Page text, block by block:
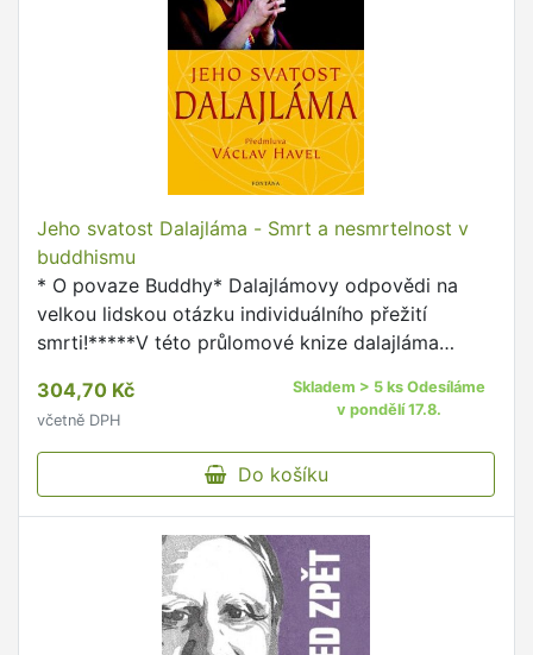
Jeho svatost Dalajláma - Smrt a nesmrtelnost v
buddhismu
* O povaze Buddhy* Dalajlámovy odpovědi na
velkou lidskou otázku individuálního přežití
smrti!*****V této průlomové knize dalajláma
buddhismu.
304,70 Kč
včetně DPH
Skladem > 5 ks Odesíláme
v pondělí 17.8.
Do košíku